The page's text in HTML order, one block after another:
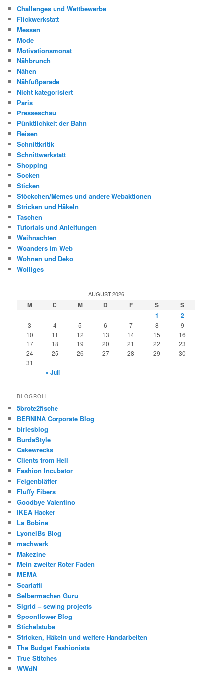
Challenges und Wettbewerbe
Flickwerkstatt
Messen
Mode
Motivationsmonat
Nähbrunch
Nähen
Nähfußparade
Nicht kategorisiert
Paris
Presseschau
Pünktlichkeit der Bahn
Reisen
Schnittkritik
Schnittwerkstatt
Shopping
Socken
Sticken
Stöckchen/Memes und andere Webaktionen
Stricken und Häkeln
Taschen
Tutorials und Anleitungen
Weihnachten
Woanders im Web
Wohnen und Deko
Wolliges
AUGUST 2026
M D M D F S
S
1
2
3 4 5 6 7 8
9
10
11 12 13 14 15
16
17
18 19 20 21 22
23
24
25 26 27 28 29
30
31
« Juli
BLOGROLL
5brote2fische
BERNINA Corporate Blog
birlesblog
BurdaStyle
Cakewrecks
Clients from Hell
Fashion Incubator
Feigenblätter
Fluffy Fibers
Goodbye Valentino
IKEA Hacker
La Bobine
LyonelBs Blog
machwerk
Makezine
Mein zweiter Roter Faden
MEMA
Scarlatti
Selbermachen Guru
Sigrid – sewing projects
Spoonflower Blog
Stichelstube
Stricken, Häkeln und weitere Handarbeiten
The Budget Fashionista
True Stitches
WWdN